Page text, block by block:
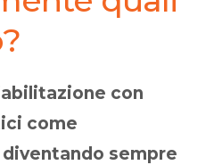
con
come
sempre